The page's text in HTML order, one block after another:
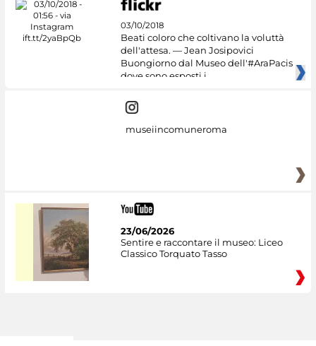
03/10/2018
Beati coloro che coltivano la voluttà
dell'attesa. — Jean Josipovici
Buongiorno dal Museo dell'#AraPacis
dove sono esposti i
museiincomuneroma
23/06/2026
Sentire e raccontare il museo: Liceo
Classico Torquato Tasso